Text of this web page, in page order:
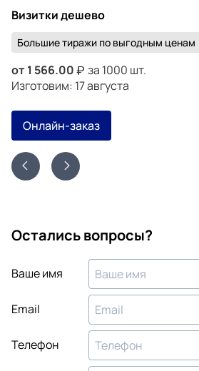
Визитки дешево
Большие тиражи по выгодным ценам
от 1 566.00
за 1000 шт.
Изготовим: 17 августа
Онлайн-заказ
Остались вопросы?
Ваше имя
Email
Телефон